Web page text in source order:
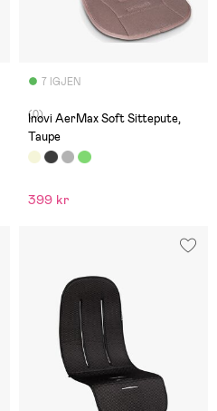
7 IGJEN
(0)
Inovi AerMax Soft Sittepute,
Taupe
399 kr